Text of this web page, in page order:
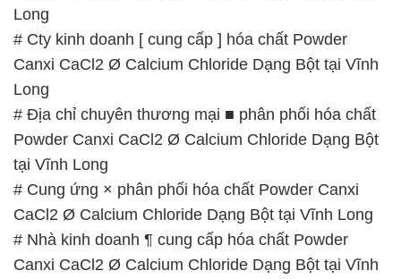
Long
# Cty kinh doanh [ cung cấp ] hóa chất Powder
Canxi CaCl2 Ø Calcium Chloride Dạng Bột tại Vĩnh
Long
# Địa chỉ chuyên thương mại ■ phân phối hóa chất
Powder Canxi CaCl2 Ø Calcium Chloride Dạng Bột
tại Vĩnh Long
# Cung ứng × phân phối hóa chất Powder Canxi
CaCl2 Ø Calcium Chloride Dạng Bột tại Vĩnh Long
# Nhà kinh doanh ¶ cung cấp hóa chất Powder
Canxi CaCl2 Ø Calcium Chloride Dạng Bột tại Vĩnh